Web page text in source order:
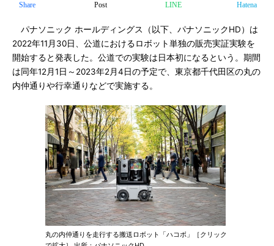
Share Post LINE Hatena
パナソニック ホールディングス（以下、パナソニックHD）は
2022年11月30日、公道におけるロボット単独の販売実証実験を
開始すると発表した。公道での実験は日本初になるという。期間
は同年12月1日～2023年2月4日の予定で、東京都千代田区の丸の
内仲通りや行幸通りなどで実施する。
丸の内仲通りを走行する搬送ロボット「ハコボ」［クリック